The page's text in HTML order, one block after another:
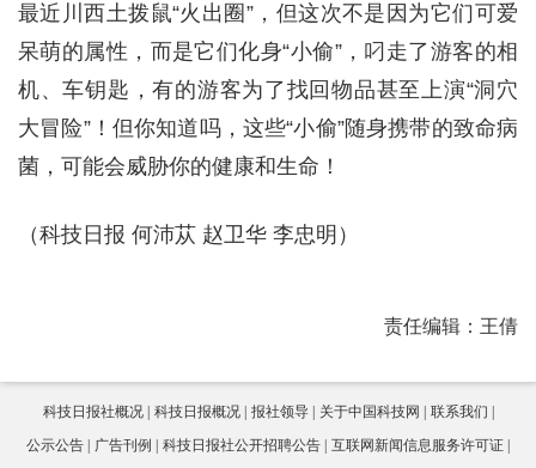
最近川西土拨鼠“火出圈”，但这次不是因为它们可爱
呆萌的属性，而是它们化身“小偷”，叼走了游客的相
机、车钥匙，有的游客为了找回物品甚至上演“洞穴
大冒险”！但你知道吗，这些“小偷”随身携带的致命病
菌，可能会威胁你的健康和生命！
（科技日报 何沛苁 赵卫华 李忠明）
责任编辑：王倩
科技日报社概况 科技日报概况 报社领导 关于中国科技网
联系我们
公示公告
广告刊例 科技日报社公开招聘公告 互联网新闻信息服务许可证